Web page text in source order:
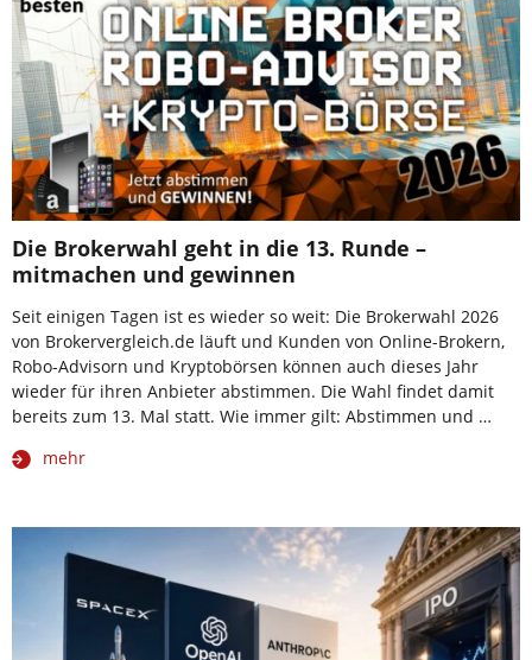
Die Brokerwahl geht in die 13. Runde –
mitmachen und gewinnen
Seit einigen Tagen ist es wieder so weit: Die Brokerwahl 2026
von Brokervergleich.de läuft und Kunden von Online-Brokern,
Robo-Advisorn und Kryptobörsen können auch dieses Jahr
wieder für ihren Anbieter abstimmen. Die Wahl findet damit
bereits zum 13. Mal statt. Wie immer gilt: Abstimmen und …
mehr